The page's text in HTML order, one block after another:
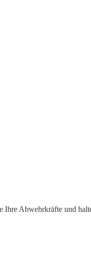
Ihre Abwehrkräfte und